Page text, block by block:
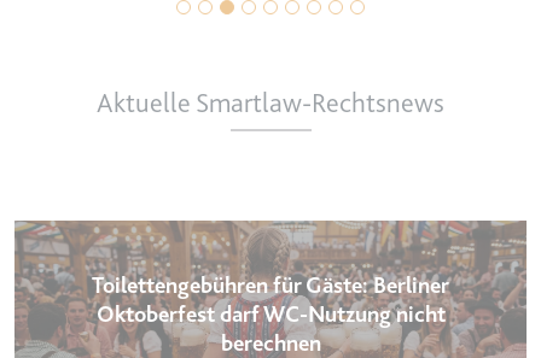
Aktuelle Smartlaw-Rechtsnews
Toilettengebühren für Gäste: Berliner
Oktoberfest darf WC-Nutzung nicht
berechnen